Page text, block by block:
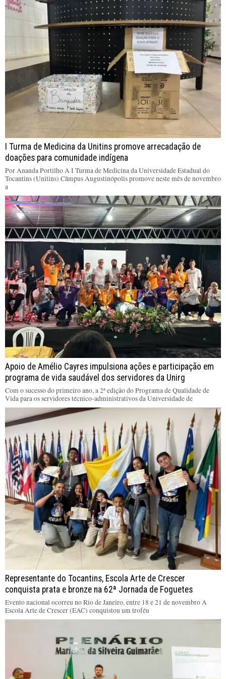
I Turma de Medicina da Unitins promove arrecadação de
doações para comunidade indígena
Por Ananda Portilho A I Turma de Medicina da Universidade Estadual do
Tocantins (Unitins) Câmpus Augustinópolis promove neste mês de novembro
a
Apoio de Amélio Cayres impulsiona ações e participação em
programa de vida saudável dos servidores da Unirg
Com o sucesso do primeiro ano, a 2ª edição do Programa de Qualidade de
Vida para os servidores técnico-administrativos da Universidade de
Representante do Tocantins, Escola Arte de Crescer
conquista prata e bronze na 62ª Jornada de Foguetes
Evento nacional ocorreu no Rio de Janeiro, entre 18 e 21 de novembro A
Escola Arte de Crescer (EAC) conquistou um troféu